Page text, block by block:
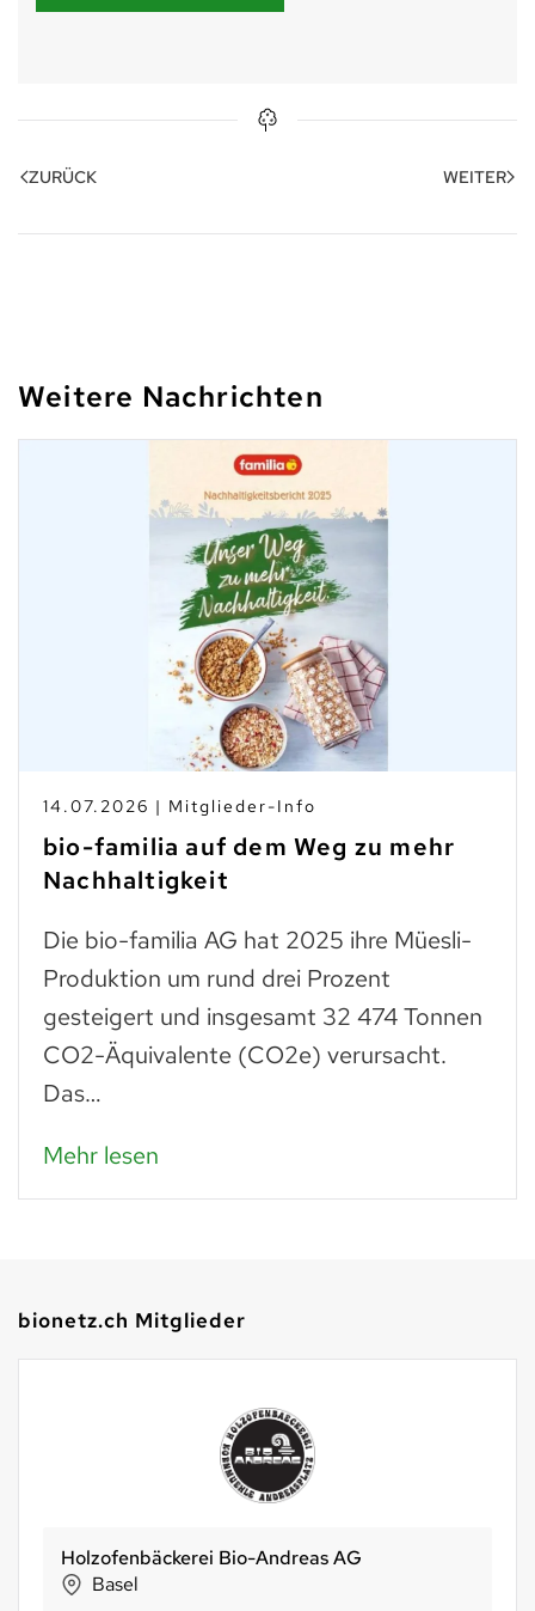
ZURÜCK WEITER
Weitere Nachrichten
14.07.2026 | Mitglieder-Info
bio-familia auf dem Weg zu mehr
Nachhaltigkeit
Die bio-familia AG hat 2025 ihre Müesli-
Produktion um rund drei Prozent
gesteigert und insgesamt 32 474 Tonnen
CO2-Äquivalente (CO2e) verursacht.
Das…
Mehr lesen
bionetz.ch Mitglieder
Holzofenbäckerei Bio-Andreas AG
Basel